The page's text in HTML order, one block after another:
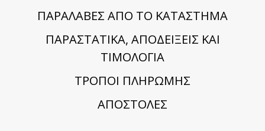
ΠΑΡΑΛΑΒΕΣ ΑΠΟ ΤΟ ΚΑΤΑΣΤΗΜΑ
ΠΑΡΑΣΤΑΤΙΚΑ, ΑΠΟΔΕΙΞΕΙΣ ΚΑΙ
ΤΙΜΟΛΟΓΙΑ
TΡΟΠΟΙ ΠΛΗΡΩΜΗΣ
ΑΠΟΣΤΟΛΕΣ